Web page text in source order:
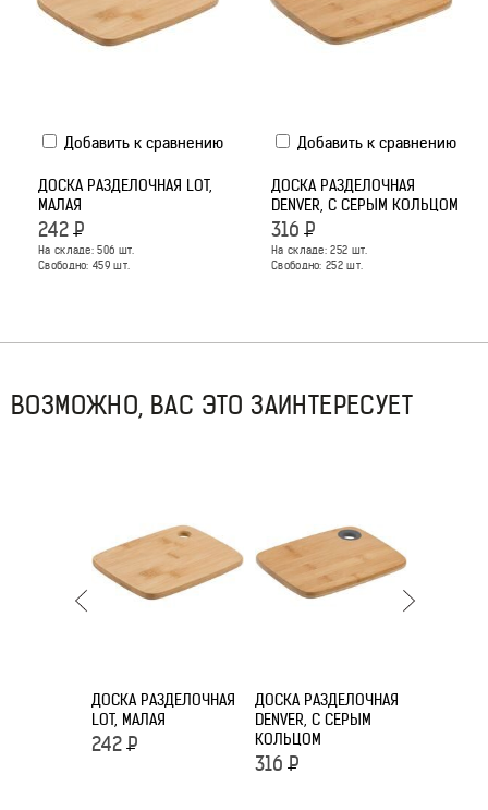
Добавить к сравнению
ДОСКА РАЗДЕЛОЧНАЯ LOT,
МАЛАЯ
242 Р
На складе:506 шт.
Свободно: 459шт.
Добавить к сравнению
ДОСКА РАЗДЕЛОЧНАЯ
DENVER, С СЕРЫМ КОЛЬЦОМ
316 Р
На складе:252 шт.
Свободно: 252шт.
ВОЗМОЖНО, ВАС ЭТО ЗАИНТЕРЕСУЕТ
ДОСКА РАЗДЕЛОЧНАЯ
LOT, МАЛАЯ
242 Р
ДОСКА РАЗДЕЛОЧНАЯ
DENVER, С СЕРЫМ
КОЛЬЦОМ
316 Р